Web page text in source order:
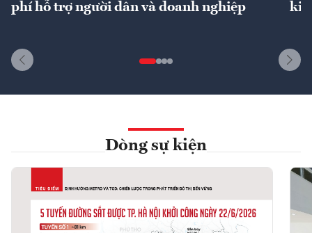
phí hỗ trợ người dân và doanh nghiệp
Dòng sự kiện